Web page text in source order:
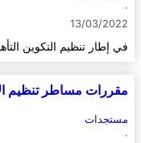
·
13/03/2022
في إطار تنظيم التكوين
مقررات مساطر تنظيم
مستجدات
·